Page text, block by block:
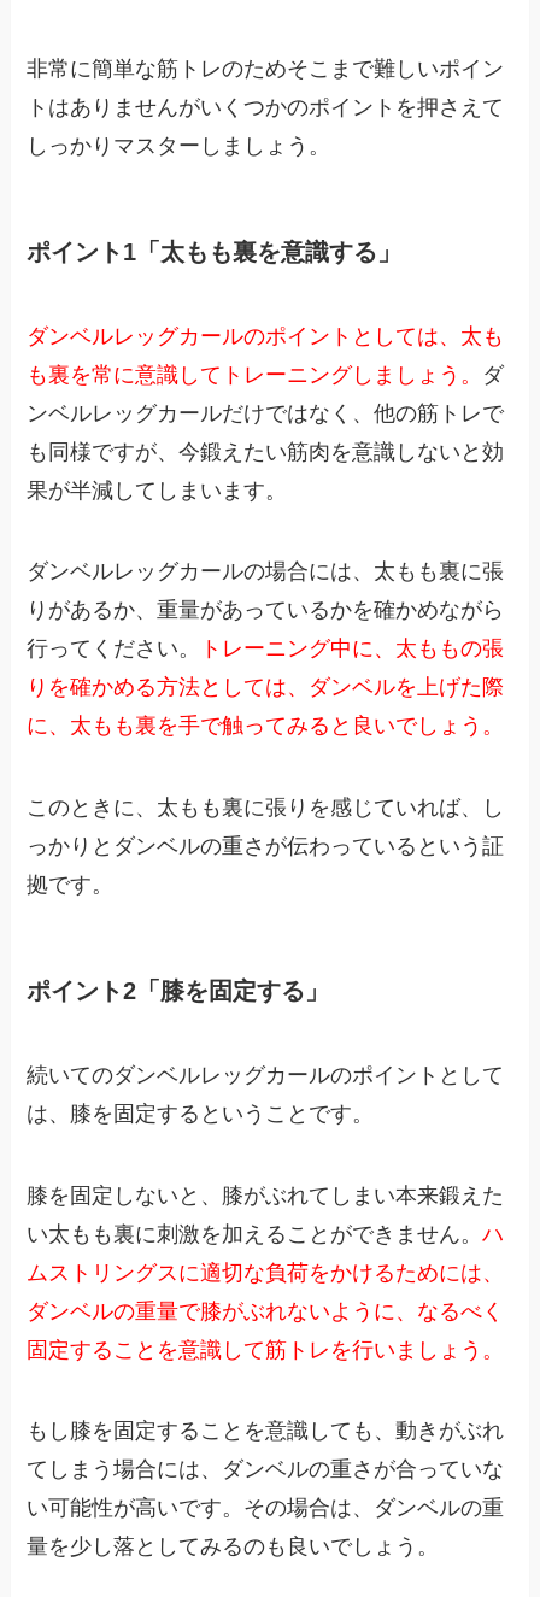
非常に簡単な筋トレのためそこまで難しいポイン
トはありませんがいくつかのポイントを押さえて
しっかりマスターしましょう。
ポイント1「太もも裏を意識する」
ダンベルレッグカールのポイントとしては、太も
も裏を常に意識してトレーニングしましょう。 ダ
ンベルレッグカールだけではなく、他の筋トレで
も同様ですが、今鍛えたい筋肉を意識しないと効
果が半減してしまいます。
ダンベルレッグカールの場合には、太もも裏に張
りがあるか、重量があっているかを確かめながら
行ってください。
トレーニング中に、太ももの張
りを確かめる方法としては、ダンベルを上げた際
に、太もも裏を手で触ってみると良いでしょう。
このときに、太もも裏に張りを感じていれば、し
っかりとダンベルの重さが伝わっているという証
拠です。
ポイント2「膝を固定する」
続いてのダンベルレッグカールのポイントとして
は、膝を固定するということです。
膝を固定しないと、膝がぶれてしまい本来鍛えた
い太もも裏に刺激を加えることができません。ハ
ムストリングスに適切な負荷をかけるためには、
ダンベルの重量で膝がぶれないように、なるべく
固定することを意識して筋トレを行いましょう。
もし膝を固定することを意識しても、動きがぶれ
てしまう場合には、ダンベルの重さが合っていな
い可能性が高いです。その場合は、ダンベルの重
量を少し落としてみるのも良いでしょう。